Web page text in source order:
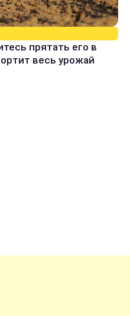
прятать его в
весь урожай